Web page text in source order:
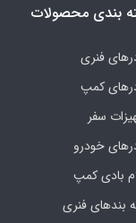
روی سقف
بندی محصولات
فنری
کمپ
سفر
خودرو
بادی کمپ
بندهای فنری